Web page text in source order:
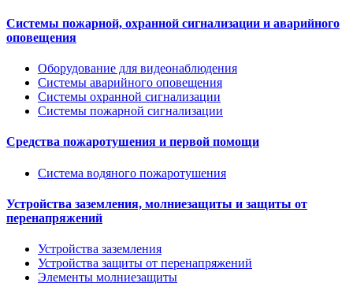
Системы пожарной, охранной сигнализации и аварийного
оповещения
Оборудование для видеонаблюдения
Системы аварийного оповещения
Системы охранной сигнализации
Системы пожарной сигнализации
Средства пожаротушения и первой помощи
Система водяного пожаротушения
Устройства заземления, молниезащиты и защиты от
перенапряжений
Устройства заземления
Устройства защиты от перенапряжений
Элементы молниезащиты